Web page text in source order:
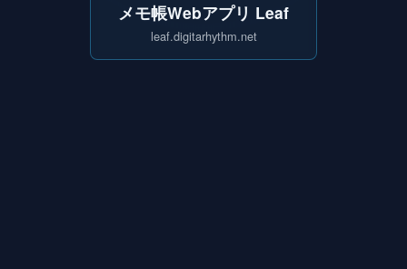
メモ帳Webアプリ Leaf
leaf.digitarhythm.net